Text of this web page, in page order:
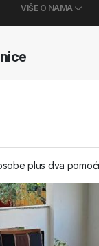
VIŠE O NAMA
plus dva